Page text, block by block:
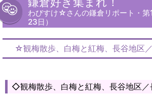
わびすけ☆さんの鎌倉リポート・
23日）
☆観梅散歩、白梅と紅梅、長谷地区
◇観梅散歩、白梅と紅梅、長谷地区／